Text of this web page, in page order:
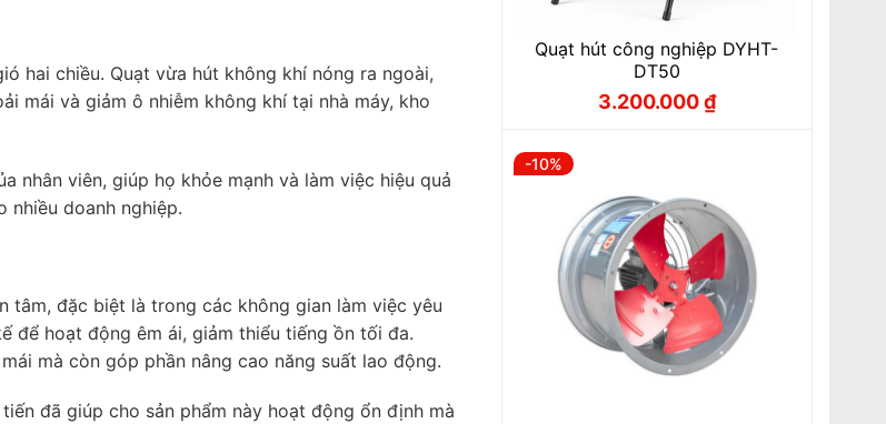
hai chiều. Quạt vừa hút không khí nóng ra ngoài,
mái và giảm ô nhiễm không khí tại nhà máy, kho
nhân viên, giúp họ khỏe mạnh và làm việc hiệu quả
nhiều doanh nghiệp.
tâm, đặc biệt là trong các không gian làm việc yêu
để hoạt động êm ái, giảm thiểu tiếng ồn tối đa.
mà còn góp phần nâng cao năng suất lao động.
đã giúp cho sản phẩm này hoạt động ổn định mà
Quạt hút công nghiệp DYHT-
DT50
Giá
3.200.000₫
Giá
-10%